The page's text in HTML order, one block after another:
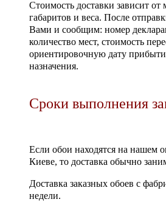
Стоимость доставки зависит от
габаритов и веса. После
Вами и сообщим: номер
количество мест, стоимость
ориентировочную дату
назначения.
Сроки выполнения
Если обои находятся на нашем
Киеве, то доставка обычно
Доставка заказных обоев с
недели.